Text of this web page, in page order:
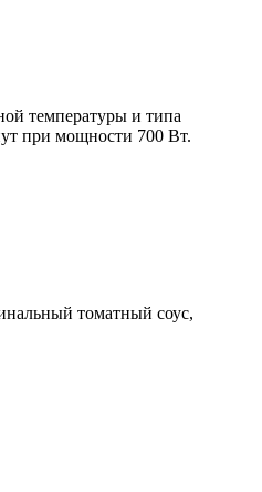
температуры и типа
при мощности 700 Вт.
томатный соус,